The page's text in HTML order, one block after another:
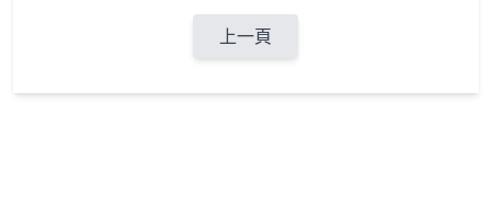
上一頁